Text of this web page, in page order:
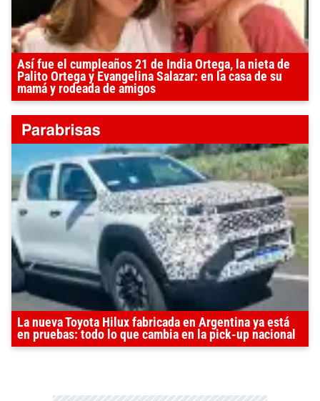
Así fue el cumpleaños 21 de India Ortega, la nieta de
Palito Ortega y Evangelina Salazar: en la casa de su
mamá y rodeada de amigos
La nueva Toyota Hilux fabricada en Argentina ya está
en pruebas: todo lo que cambia en la pick-up nacional